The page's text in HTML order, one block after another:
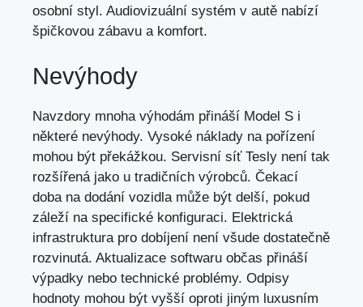
osobní styl. Audiovizuální systém v autě nabízí
špičkovou zábavu a komfort.
Nevýhody
Navzdory mnoha výhodám přináší Model S i
některé nevýhody. Vysoké náklady na pořízení
mohou být překážkou. Servisní síť Tesly není tak
rozšířená jako u tradičních výrobců. Čekací
doba na dodání vozidla může být delší, pokud
záleží na specifické konfiguraci. Elektrická
infrastruktura pro dobíjení není všude dostatečně
rozvinutá. Aktualizace softwaru občas přináší
výpadky nebo technické problémy. Odpisy
hodnoty mohou být vyšší oproti jiným luxusním